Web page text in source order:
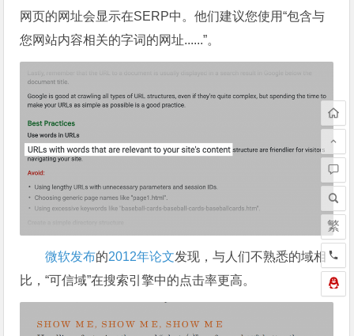
网页的网址会显示在SERP中。他们建议您使用“包含与
您网站内容相关的字词的网址......”。
微软发布的2012年论文发现，与人们不熟悉的域相
比，“可信域”在搜索引擎中的点击率更高。
繁